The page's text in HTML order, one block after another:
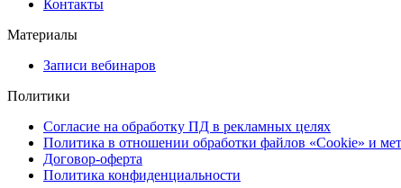
Контакты
Материалы
Записи вебинаров
Политики
Согласие на обработку ПД в рекламных целях
Политика в отношении обработки файлов «Cookie» и
Договор-оферта
Политика конфиденциальности